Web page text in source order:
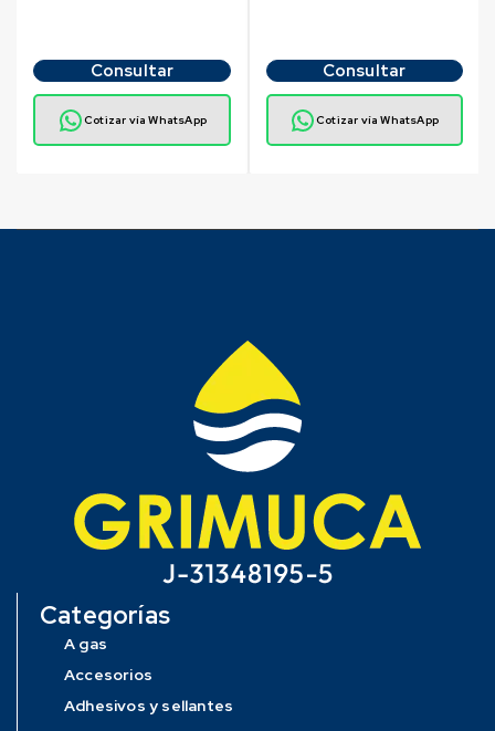
Consultar
Cotizar vía WhatsApp
Consultar
Cotizar vía WhatsApp
Categorías
A gas
Accesorios
Adhesivos y sellantes